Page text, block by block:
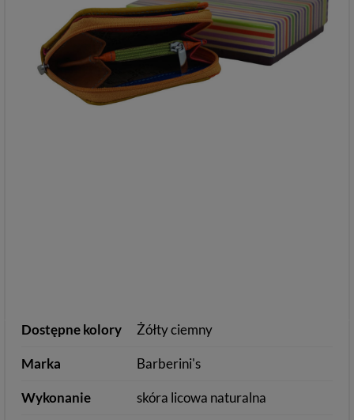
Dostępne kolory Żółty ciemny
Marka Barberini's
Wykonanie skóra licowa naturalna